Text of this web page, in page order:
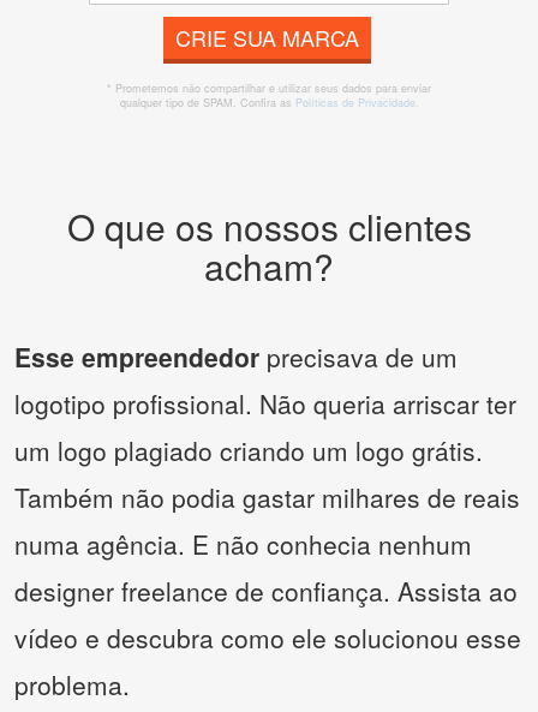
CRIE SUA MARCA
* Prometemos não compartilhar e utilizar seus dados para enviar
qualquer tipo de SPAM. Confira as Políticas de Privacidade.
O que os nossos clientes
acham?
Esse empreendedor precisava de um
logotipo profissional. Não queria arriscar ter
um logo plagiado criando um logo grátis.
Também não podia gastar milhares de reais
numa agência. E não conhecia nenhum
designer freelance de confiança. Assista ao
vídeo e descubra como ele solucionou esse
problema.